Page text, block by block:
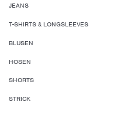
JEANS
T-SHIRTS & LONGSLEEVES
BLUSEN
HOSEN
SHORTS
STRICK